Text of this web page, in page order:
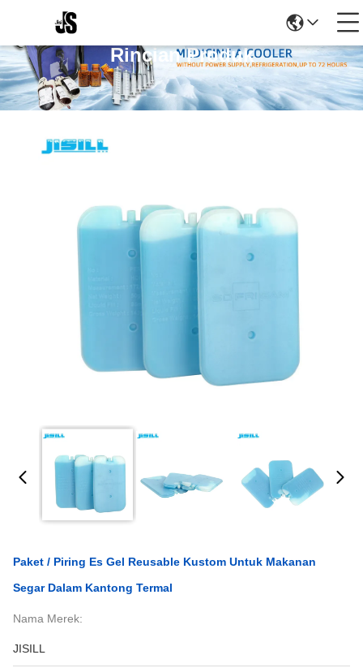
Rincian Produk
Paket / Piring Es Gel Reusable Kustom Untuk Makanan
Segar Dalam Kantong Termal
Nama Merek:
JISILL